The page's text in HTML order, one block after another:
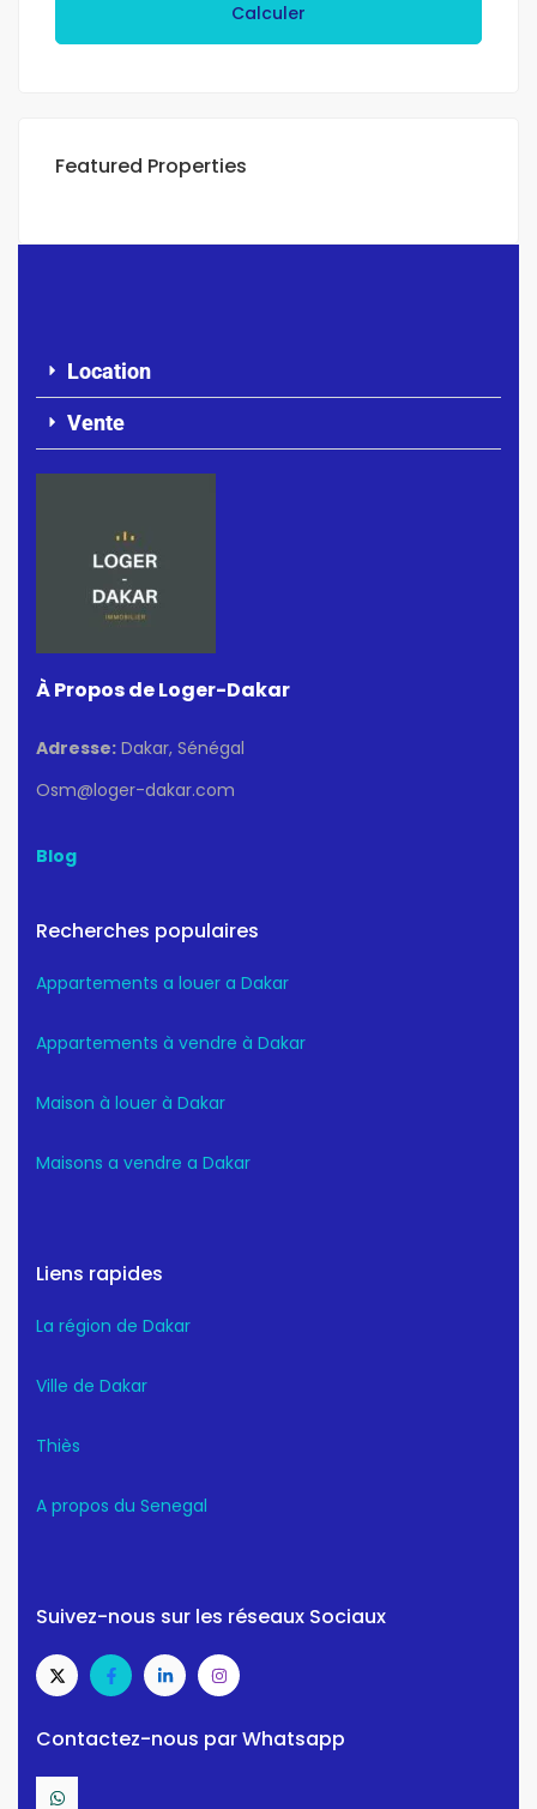
Calculer
Featured Properties
Location
Vente
À Propos de Loger-Dakar
Adresse: Dakar, Sénégal
Osm@loger-dakar.com
Blog
Recherches populaires
Appartements a louer a Dakar
Appartements à vendre à Dakar
Maison à louer à Dakar
Maisons a vendre a Dakar
Liens rapides
La région de Dakar
Ville de Dakar
Thiès
A propos du Senegal
Suivez-nous sur les réseaux Sociaux
Contactez-nous par Whatsapp